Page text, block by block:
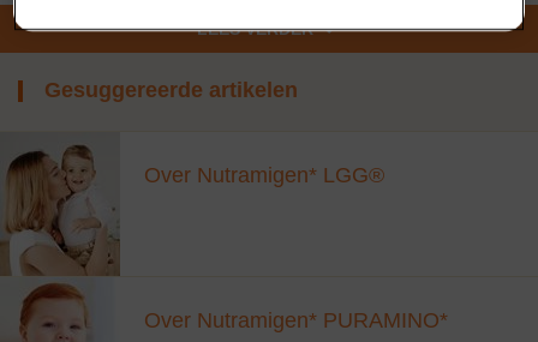
gezichtsuitdrukkingen en de toon van je stem
Oudere kinderen kunnen de voorkeur hebben om de voeding te
Wanneer je kindje toe is aan bijvoeding kun je
Veranderingen in de stoelgang
Wanneer je met hypoallergene flesvoeding begint, kan het even
duren tot de klachten van je baby, inclusief stoelgang (kleur,
consistentie, frequentie enz.), verbeteren. Na het opstarten van
Nutramigen kun je merken dat je baby frequente, dunne
stoelgang met een groenachtige kleur produceert. Dit is normaal
voor baby’s die hypoallergene flesvoeding krijgen, maar mocht u
zich toch zorgen maken, neem dan gerust contact op met je arts.
LEES VERDER
Gesuggereerde artikelen
Over Nutramigen* LGG®
Over Nutramigen* PURAMINO*